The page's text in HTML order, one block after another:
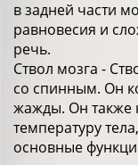
в задней части
равновесия и
речь.
Ствол мозга -
со спинным. Он
жажды. Он также
температуру
основные